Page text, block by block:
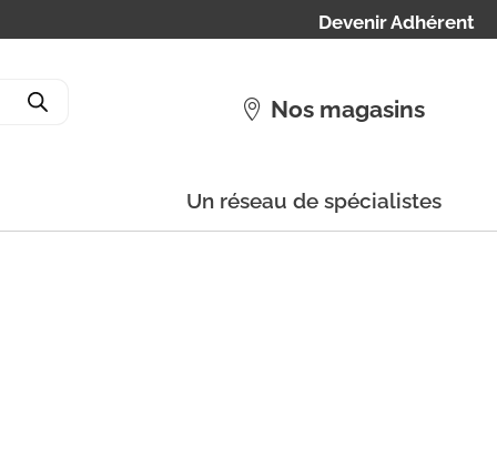
Devenir Adhérent
Nos magasins
Un réseau de spécialistes